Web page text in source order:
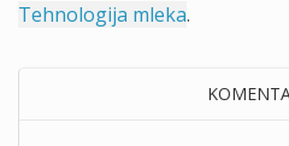
Tehnologija mleka.